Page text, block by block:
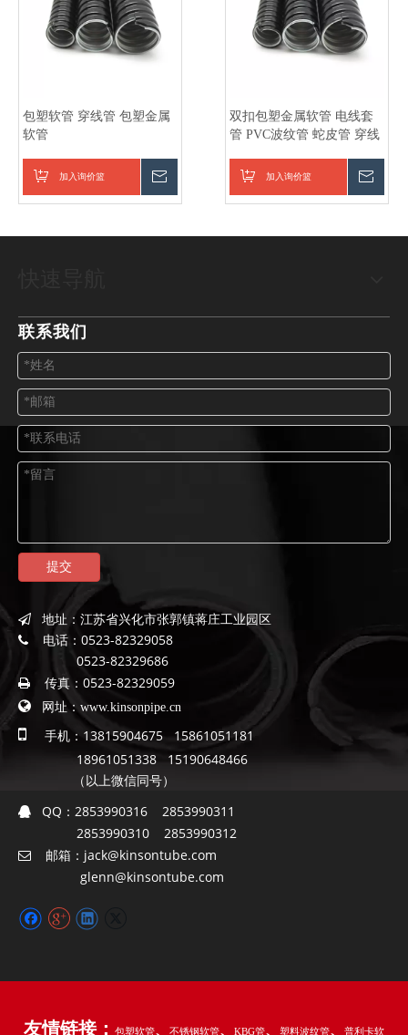
包塑软管 穿线管 包塑金属
软管
加入询价篮
双扣包塑金属软管 电线套
管 PVC波纹管 蛇皮管 穿线
加入询价篮
联系我们
提交
 地址： 江苏省兴化市张郭镇蒋庄工业园区
 电话： 0523-82329058
0523-82329686
 传真： 0523-82329059
 网址： www.kinsonpipe.cn

手机：13815904675 15861051181
18961051338 15190648466
（以上微信同号）
 QQ： 2853990316 2853990311
2853990310 2853990312
 邮箱： jack@kinsontube.com
glenn@kinsontube.com
友情链接： 包塑软管、 不锈钢软管、 KBG管、 塑料波纹管、 普利卡软